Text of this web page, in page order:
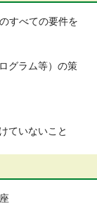
すべての要件を
グラム等）の策
ていないこと